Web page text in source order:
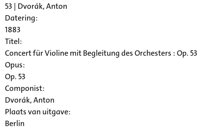
53 | Dvorák, Anton
Datering:
1883
Titel:
Concert für Violine mit Begleitung des Orchesters : Op. 53
Opus:
Op. 53
Componist:
Dvorák, Anton
Plaats van uitgave:
Berlin